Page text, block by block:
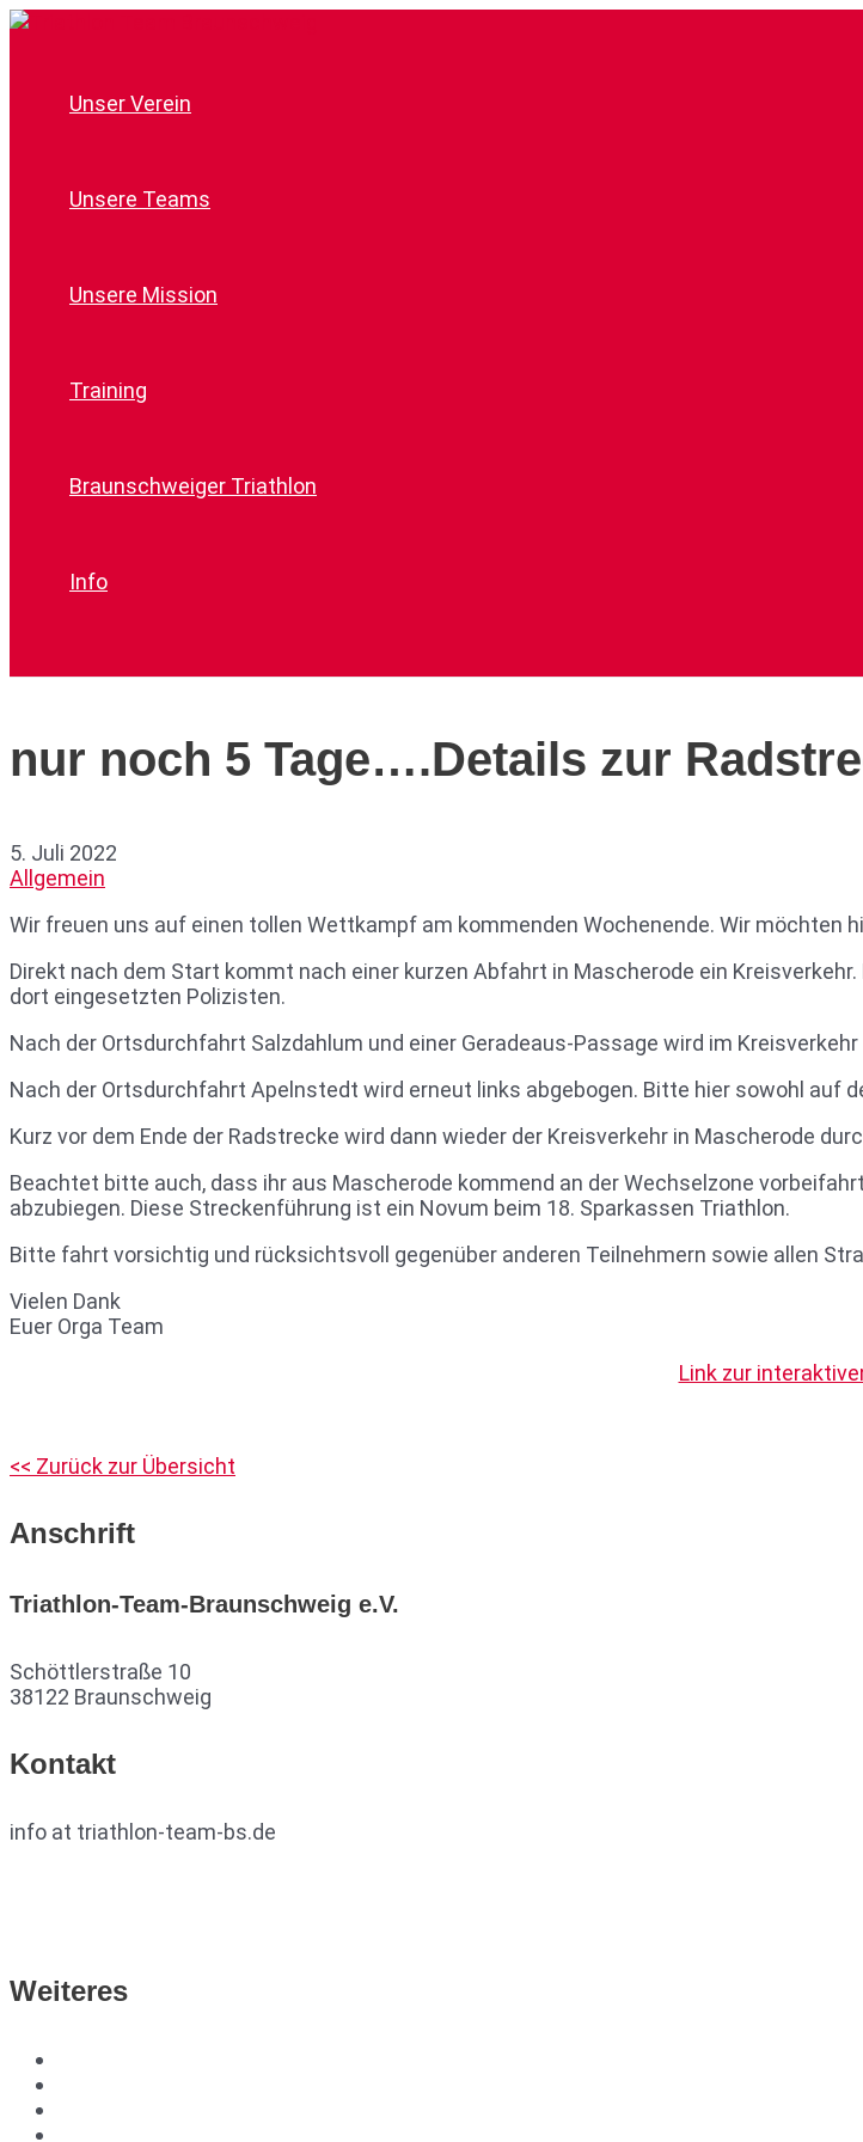
Zum
Unser Verein
Unsere Teams
Unsere Mission
Training
Braunschweiger Triathlon
Info
nur noch 5 Tage….Details zur
5. Juli 2022
Allgemein
Wir freuen uns auf einen tollen Wettkampf am kommenden Wochenende. Wir möchten
Direkt nach dem Start kommt nach einer kurzen Abfahrt in Mascherode ein
dort eingesetzten Polizisten.
Nach der Ortsdurchfahrt Salzdahlum und einer Geradeaus-Passage wird im
Nach der Ortsdurchfahrt Apelnstedt wird erneut links abgebogen. Bitte hier sowohl auf
Kurz vor dem Ende der Radstrecke wird dann wieder der Kreisverkehr in Mascherode
Beachtet bitte auch, dass ihr aus Mascherode kommend an der Wechselzone
abzubiegen. Diese Streckenführung ist ein Novum beim 18. Sparkassen Triathlon.
Bitte fahrt vorsichtig und rücksichtsvoll gegenüber anderen Teilnehmern sowie allen
Vielen Dank
Euer Orga Team
Link zur
<< Zurück zur Übersicht
Anschrift
Triathlon-Team-Braunschweig e.V.
Schöttlerstraße 10
38122 Braunschweig
Kontakt
info at triathlon-team-bs.de
Weiteres